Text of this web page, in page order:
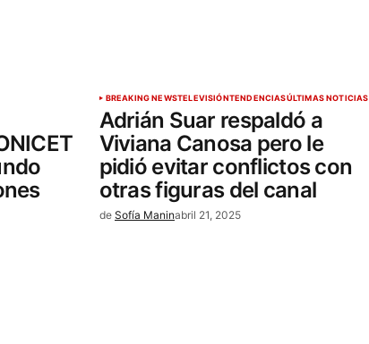
BREAKING NEWSTELEVISIÓNTENDENCIASÚLTIMAS NOTICIAS
Adrián Suar respaldó a
Viviana Canosa pero le
pidió evitar conflictos con
otras figuras del canal
de Sofía Maninabril 21, 2025